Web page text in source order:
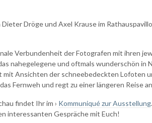
Dröge und Axel Krause im
Verbundenheit der Fotografen mit ihren
nahegelegene und oftmals wunderschön in
Ansichten der schneebedeckten Lofoten
Fernweh und regt zu einer längeren Reise
findet Ihr im › Kommuniqué zur Ausstellung
interessanten Gespräche mit Euch!